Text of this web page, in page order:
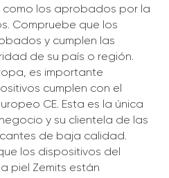
los aprobados por la
Compruebe que los
y cumplen las
de su país o región.
es importante
cumplen con el
CE. Esta es la única
y su clientela de las
de baja calidad.
los dispositivos del
piel Zemits están